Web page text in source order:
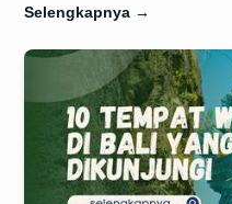
Selengkapnya →